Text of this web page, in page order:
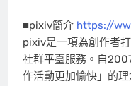
■pixiv簡介 https://
pixiv是一項為創作者
社群平臺服務。自
作活動更加愉快」的